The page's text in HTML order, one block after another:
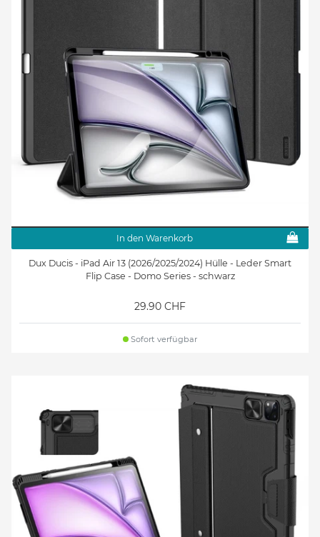
In den Warenkorb
Dux Ducis - iPad Air 13 (2026/2025/2024) Hülle - Leder Smart
Flip Case - Domo Series - schwarz
29.90 CHF
Sofort verfügbar